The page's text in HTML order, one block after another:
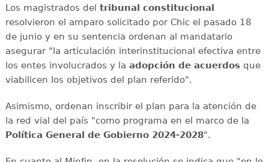
Los magistrados del tribunal constitucional
resolvieron el amparo solicitado por Chic el pasado 18
de junio y en su sentencia ordenan al mandatario
asegurar "la articulación interinstitucional efectiva entre
los entes involucrados y la adopción de acuerdosque
viabilicen los objetivos del plan referido".
Asimismo, ordenan inscribir el plan para la atención de
la red vial del país "como programa en el marco de la
Política General de Gobierno 2024-2028".